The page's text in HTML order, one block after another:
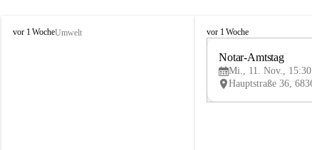
V
vor 1 WocheUmwelt
V
vor 1 Woche
Notar-Amtstag
Mi., 11. Nov., 15:30